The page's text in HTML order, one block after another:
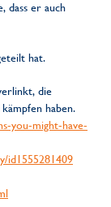
dass er auch
hat.
die
haben.
you-might-have-
id1555281409